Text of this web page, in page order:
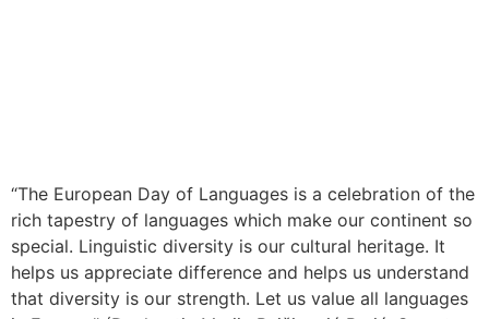
“The European Day of Languages is a celebration of the
rich tapestry of languages which make our continent so
special. Linguistic diversity is our cultural heritage. It
helps us appreciate difference and helps us understand
that diversity is our strength. Let us value all languages